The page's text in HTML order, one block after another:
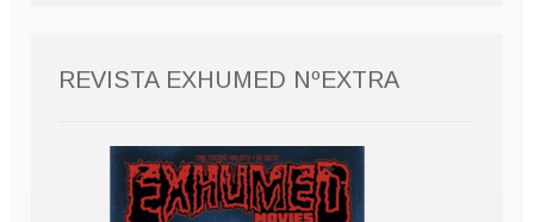
REVISTA EXHUMED NºEXTRA